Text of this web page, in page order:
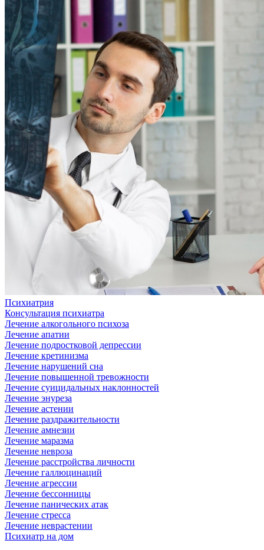
Психиатрия
Консультация психиатра
Лечение алкогольного психоза
Лечение апатии
Лечение подростковой депрессии
Лечение кретинизма
Лечение нарушений сна
Лечение повышенной тревожности
Лечение суицидальных наклонностей
Лечение энуреза
Лечение астении
Лечение раздражительности
Лечение амнезии
Лечение маразма
Лечение невроза
Лечение расстройства личности
Лечение галлюцинаций
Лечение агрессии
Лечение бессонницы
Лечение панических атак
Лечение стресса
Лечение неврастении
Психиатр на дом